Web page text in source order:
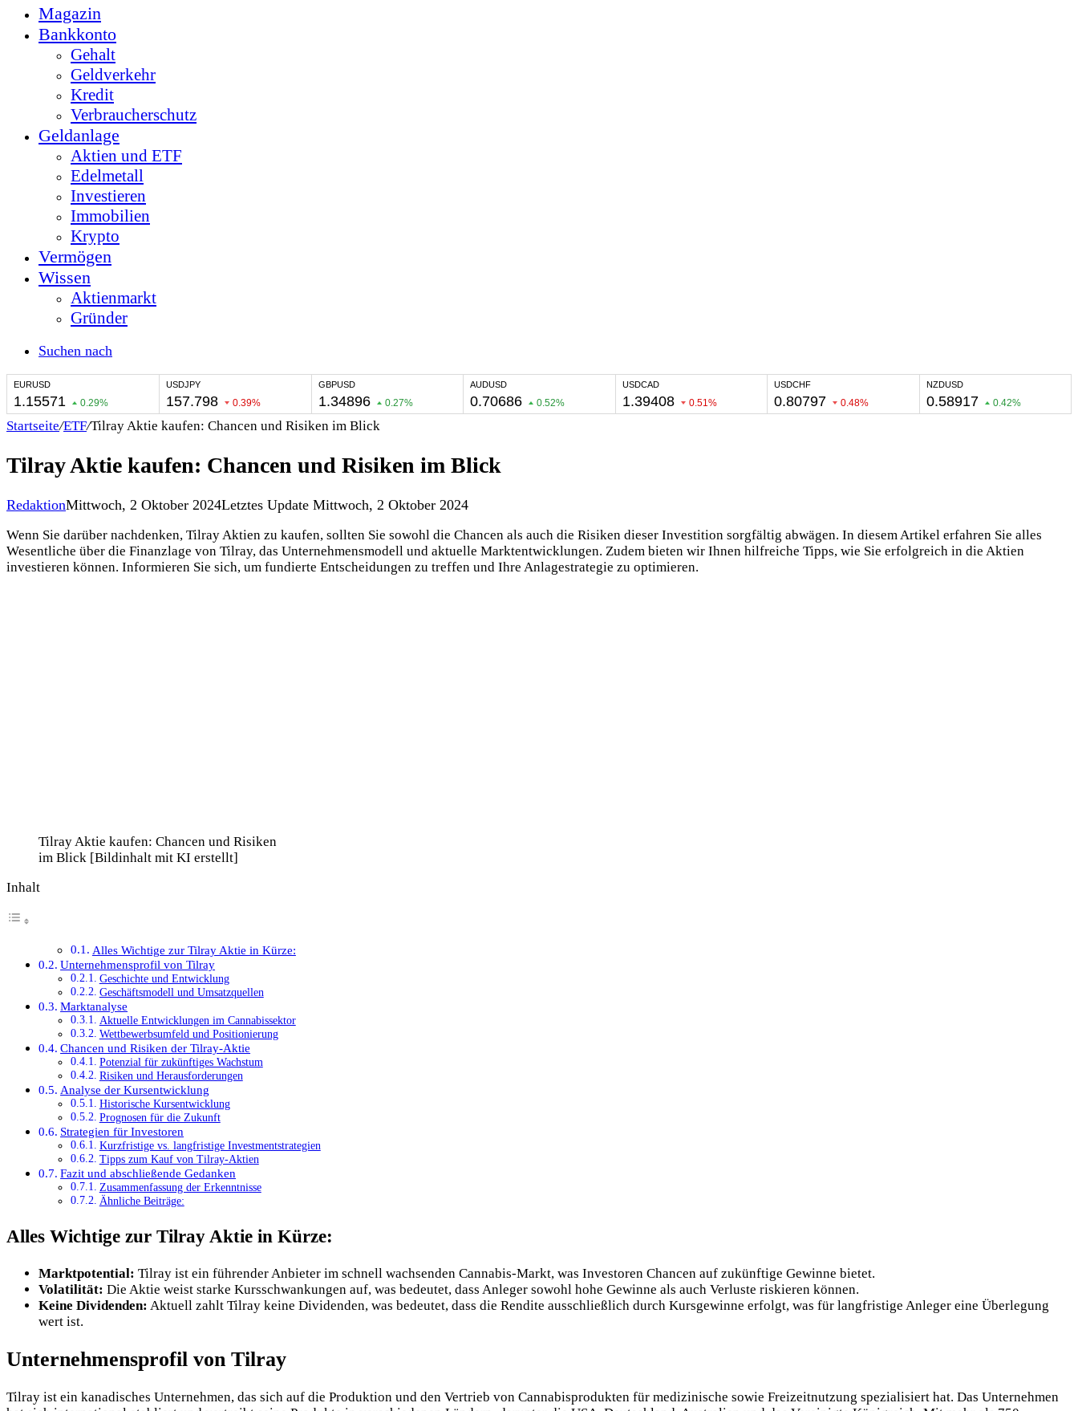
Magazin
Bankkonto
Gehalt
Geldverkehr
Kredit
Verbraucherschutz
Geldanlage
Aktien und ETF
Edelmetall
Investieren
Immobilien
Krypto
Vermögen
Wissen
Aktienmarkt
Gründer
Suchen nach
Startseite/ETF/Tilray Aktie kaufen: Chancen und Risiken im Blick
Tilray Aktie kaufen: Chancen und Risiken im Blick
RedaktionMittwoch, 2 Oktober 2024Letztes Update Mittwoch, 2 Oktober 2024
Wenn Sie darüber nachdenken, Tilray Aktien zu kaufen, sollten Sie sowohl die Chancen als auch die Risiken dieser Investition sorgfältig abwägen. In diesem Artikel erfahren Sie alles
Wesentliche über die Finanzlage von Tilray, das Unternehmensmodell und aktuelle Marktentwicklungen. Zudem bieten wir Ihnen hilfreiche Tipps, wie Sie erfolgreich in die Aktien
investieren können. Informieren Sie sich, um fundierte Entscheidungen zu treffen und Ihre Anlagestrategie zu optimieren.
Tilray Aktie kaufen: Chancen und Risiken
im Blick [Bildinhalt mit KI erstellt]
Inhalt
Alles Wichtige zur Tilray Aktie in Kürze:
Unternehmensprofil von Tilray
Geschichte und Entwicklung
Geschäftsmodell und Umsatzquellen
Marktanalyse
Aktuelle Entwicklungen im Cannabissektor
Wettbewerbsumfeld und Positionierung
Chancen und Risiken der Tilray-Aktie
Potenzial für zukünftiges Wachstum
Risiken und Herausforderungen
Analyse der Kursentwicklung
Historische Kursentwicklung
Prognosen für die Zukunft
Strategien für Investoren
Kurzfristige vs. langfristige Investmentstrategien
Tipps zum Kauf von Tilray-Aktien
Fazit und abschließende Gedanken
Zusammenfassung der Erkenntnisse
Ähnliche Beiträge:
Alles Wichtige zur Tilray Aktie in Kürze:
Marktpotential: Tilray ist ein führender Anbieter im schnell wachsenden Cannabis-Markt, was Investoren Chancen auf zukünftige Gewinne bietet.
Volatilität: Die Aktie weist starke Kursschwankungen auf, was bedeutet, dass Anleger sowohl hohe Gewinne als auch Verluste riskieren können.
Keine Dividenden: Aktuell zahlt Tilray keine Dividenden, was bedeutet, dass die Rendite ausschließlich durch Kursgewinne erfolgt, was für langfristige Anleger eine Überlegung
wert ist.
Unternehmensprofil von Tilray
Tilray ist ein kanadisches Unternehmen, das sich auf die Produktion und den Vertrieb von Cannabisprodukten für medizinische sowie Freizeitnutzung spezialisiert hat. Das Unternehmen